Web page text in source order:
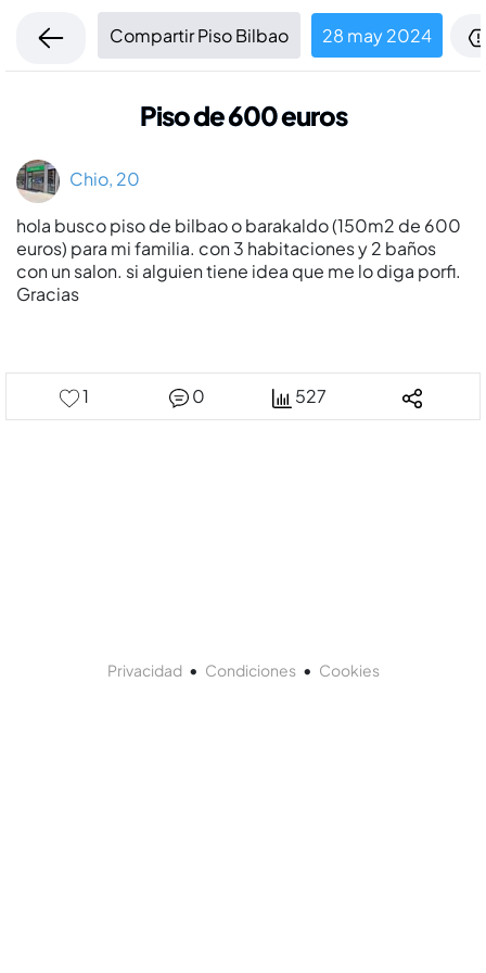
Compartir Piso Bilbao 28 may 2024
Piso de 600 euros
Chio, 20
hola busco piso de bilbao o barakaldo (150m2 de 600
euros) para mi familia. con 3 habitaciones y 2 baños
con un salon. si alguien tiene idea que me lo diga porfi.
Gracias
1 0 527
Privacidad• Condiciones• Cookies